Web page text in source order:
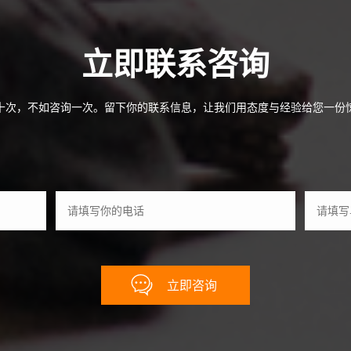
立即联系咨询
次，不如咨询一次。留下你的联系信息，让我们用态度与经验给您一份
立即咨询